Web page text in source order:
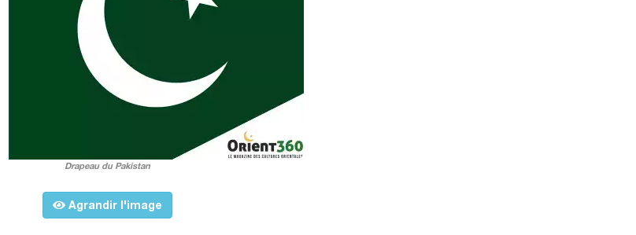
Drapeau du Pakistan
Agrandir l'image